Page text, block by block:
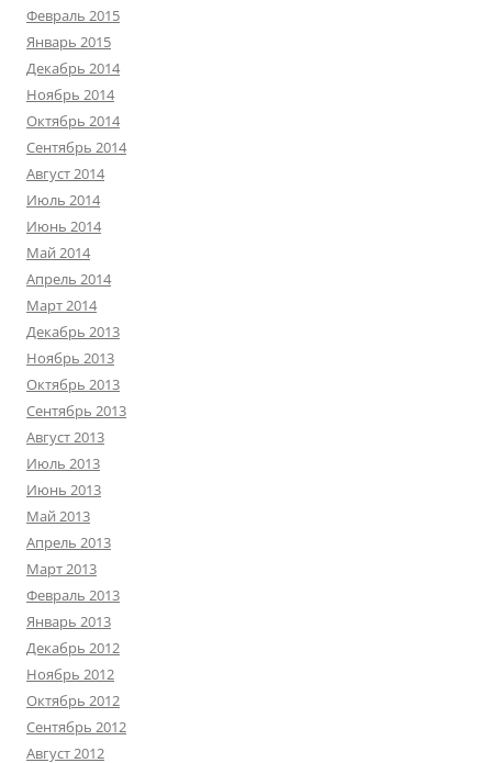
Февраль 2015
Январь 2015
Декабрь 2014
Ноябрь 2014
Октябрь 2014
Сентябрь 2014
Август 2014
Июль 2014
Июнь 2014
Май 2014
Апрель 2014
Март 2014
Декабрь 2013
Ноябрь 2013
Октябрь 2013
Сентябрь 2013
Август 2013
Июль 2013
Июнь 2013
Май 2013
Апрель 2013
Март 2013
Февраль 2013
Январь 2013
Декабрь 2012
Ноябрь 2012
Октябрь 2012
Сентябрь 2012
Август 2012